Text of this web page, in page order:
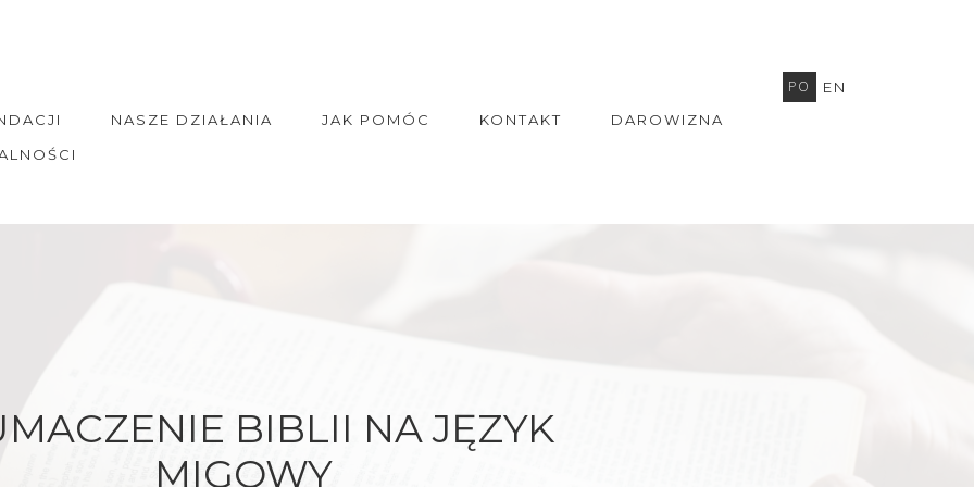
PO
EN
NASZE DZIAŁANIA JAK POMÓC KONTAKT
DAROWIZNA
BIBLII NA JĘZYK
MIGOWY